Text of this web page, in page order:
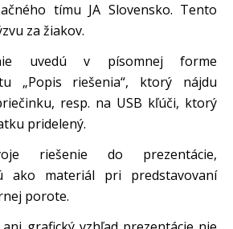
tímu JA Slovensko. Tento
za žiakov.
uvedú v písomnej forme
„Popis riešenia“, ktorý nájdu
resp. na USB kľúči, ktorý
pridelený.
riešenie do prezentácie,
ako materiál pri predstavovaní
porote.